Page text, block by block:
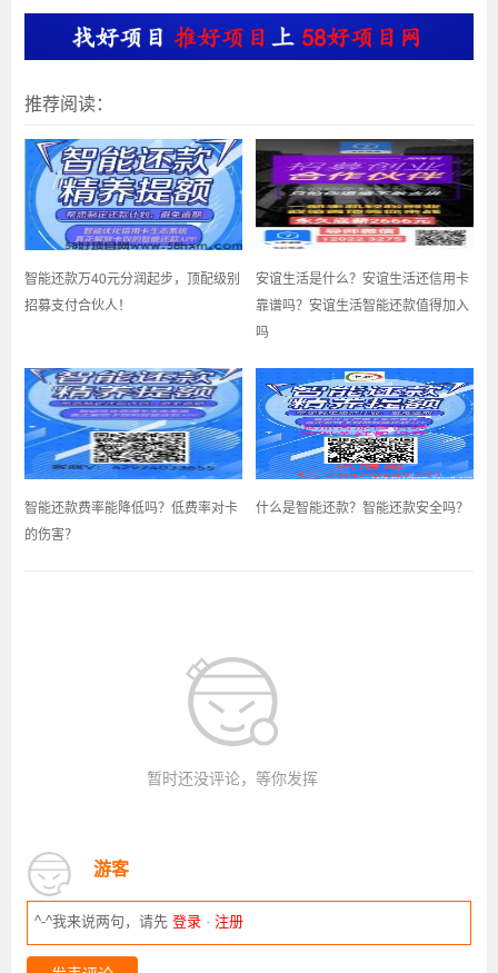
推荐阅读：
智能还款万40元分润起步，顶配级别
招募支付合伙人！
安谊生活是什么？安谊生活还信用卡
靠谱吗？安谊生活智能还款值得加入
吗
智能还款费率能降低吗？低费率对卡
的伤害？
什么是智能还款？智能还款安全吗？
暂时还没评论，等你发挥
游客
^-^我来说两句，请先登录 · 注册